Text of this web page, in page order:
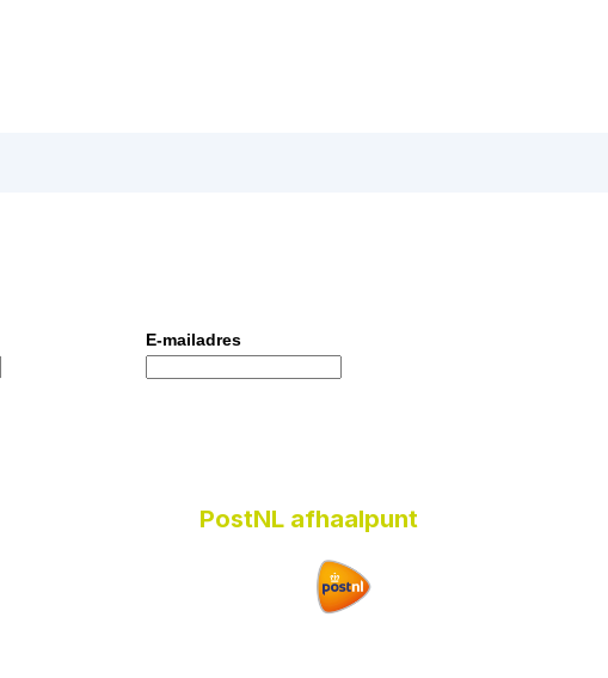
E-mailadres
PostNL afhaalpunt